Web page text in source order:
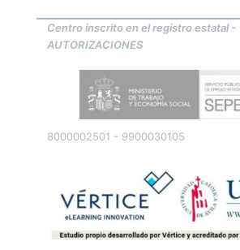
Centro inscrito en el registro estatal -
AUTORIZACIONES
8000002501 - 9900030105